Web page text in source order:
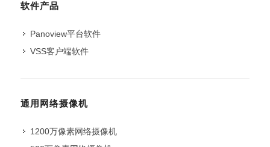
软件产品
Panoview平台软件
VSS客户端软件
通用网络摄像机
1200万像素网络摄像机